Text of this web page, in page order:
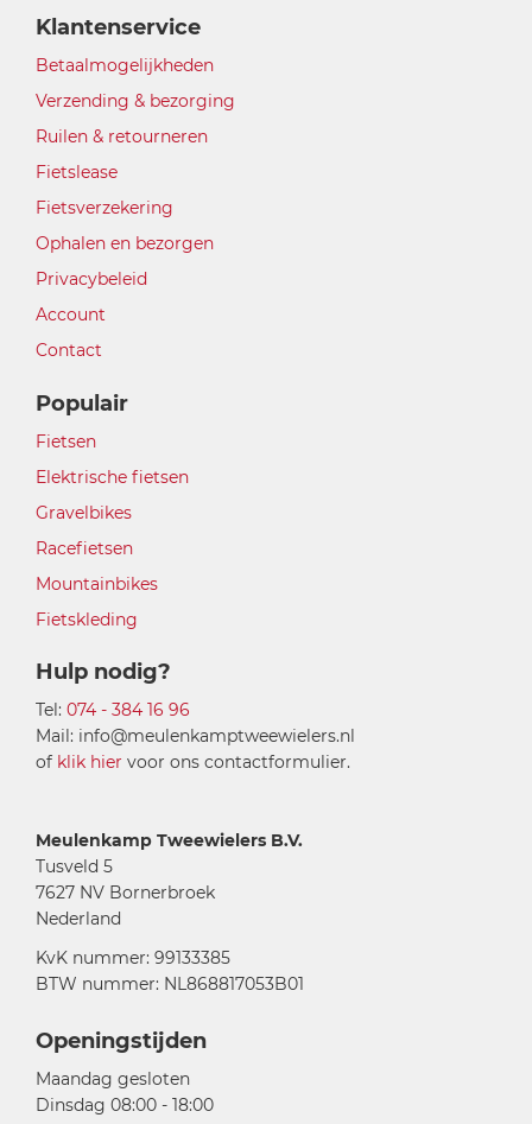
Klantenservice
Betaalmogelijkheden
Verzending & bezorging
Ruilen & retourneren
Fietslease
Fietsverzekering
Ophalen en bezorgen
Privacybeleid
Account
Contact
Populair
Fietsen
Elektrische fietsen
Gravelbikes
Racefietsen
Mountainbikes
Fietskleding
Hulp nodig?
Tel: 074 - 384 16 96
Mail: info@meulenkamptweewielers.nl
of klik hier voor ons contactformulier.
Meulenkamp Tweewielers B.V.
Tusveld 5
7627 NV Bornerbroek
Nederland
KvK nummer: 99133385
BTW nummer: NL868817053B01
Openingstijden
Maandag gesloten
Dinsdag 08:00 - 18:00